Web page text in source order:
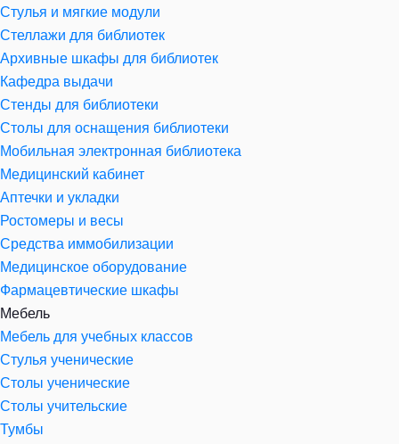
Стулья и мягкие модули
Стеллажи для библиотек
Архивные шкафы для библиотек
Кафедра выдачи
Стенды для библиотеки
Столы для оснащения библиотеки
Мобильная электронная библиотека
Медицинский кабинет
Аптечки и укладки
Ростомеры и весы
Средства иммобилизации
Медицинское оборудование
Фармацевтические шкафы
Мебель
Мебель для учебных классов
Стулья ученические
Столы ученические
Столы учительские
Тумбы